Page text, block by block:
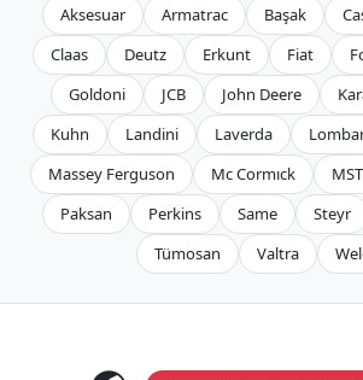
Aksesuar Armatrac Başak
Claas
Deutz Erkunt Fiat
Goldoni
JCB John Deere
Kuhn
Landini Laverda
Massey Ferguson
Mc Cormıck MST
Paksan
Perkins Same Steyr
Tümosan
Valtra